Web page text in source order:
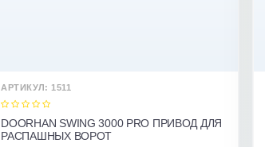
АРТИКУЛ: 1511
DOORHAN SWING 3000 PRO ПРИВОД ДЛЯ
РАСПАШНЫХ ВОРОТ